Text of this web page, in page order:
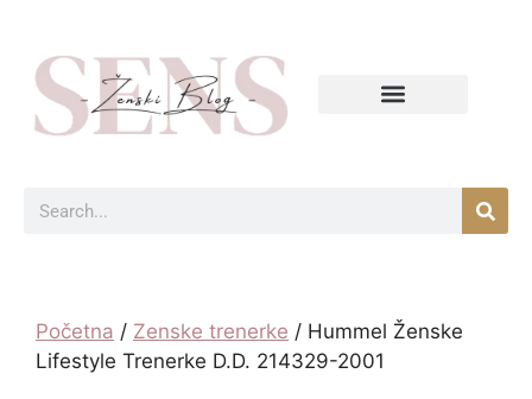
Početna / Zenske trenerke / Hummel Ženske
Lifestyle Trenerke D.D. 214329-2001